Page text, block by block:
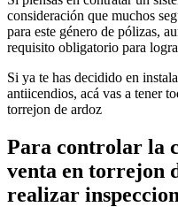
consideración que muchos
para este género de pólizas,
requisito obligatorio para
Si ya te has decidido en
antiicendios, acá vas a tener
torrejon de ardoz
Para controlar la
venta en torrejon
realizar